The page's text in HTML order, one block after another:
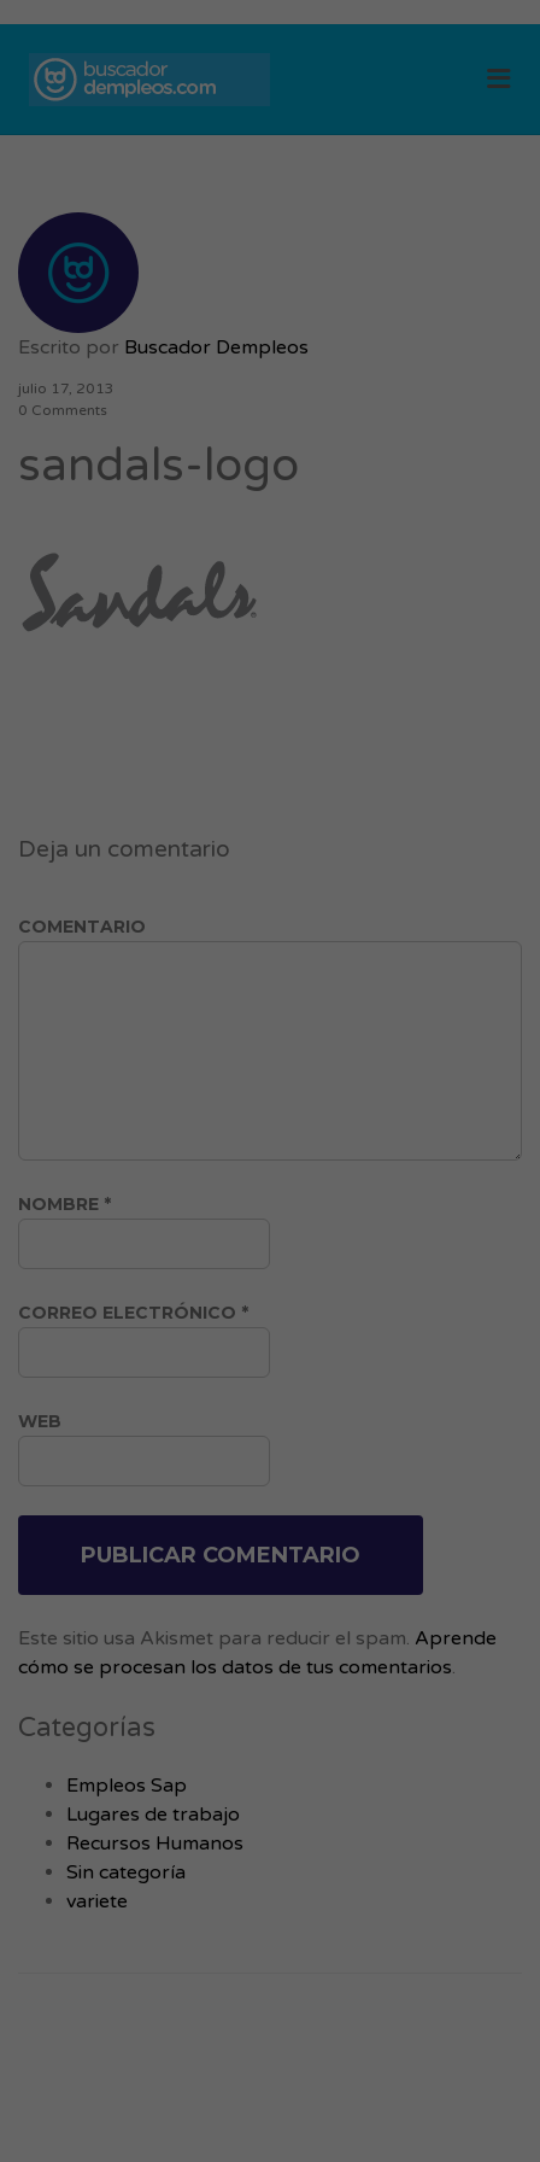
Escrito por Buscador Dempleos
julio 17, 2013
0 Comments
sandals-logo
Deja un comentario
COMENTARIO
NOMBRE *
CORREO ELECTRÓNICO *
WEB
Este sitio usa Akismet para reducir el spam. Aprende
cómo se procesan los datos de tus comentarios.
Categorías
Empleos Sap
Lugares de trabajo
Recursos Humanos
Sin categoría
variete